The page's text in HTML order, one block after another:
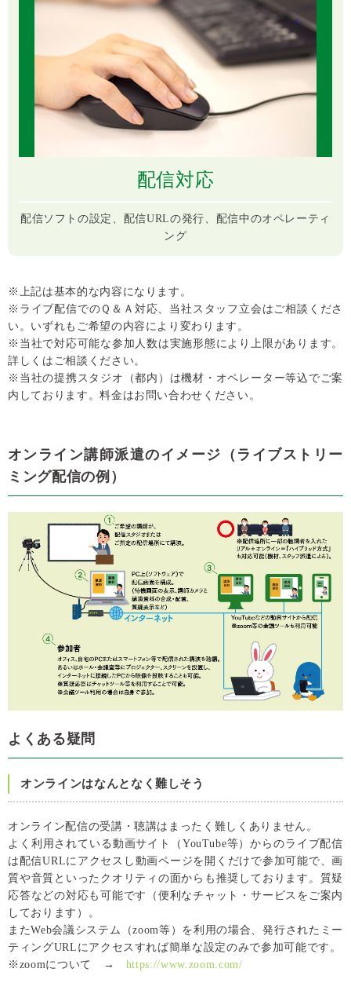
配信対応
配信ソフトの設定、配信URLの発行、配信中のオペレーティ
ング
※上記は基本的な内容になります。
※ライブ配信でのＱ＆Ａ対応、当社スタッフ立会はご相談くださ
い。いずれもご希望の内容により変わります。
※当社で対応可能な参加人数は実施形態により上限があります。
詳しくはご相談ください。
※当社の提携スタジオ（都内）は機材・オペレーター等込でご案
内しております。料金はお問い合わせください。
オンライン講師派遣のイメージ（ライブストリー
ミング配信の例）
よくある疑問
オンラインはなんとなく難しそう
オンライン配信の受講・聴講はまったく難しくありません。
よく利用されている動画サイト（YouTube等）からのライブ配信
は配信URLにアクセスし動画ページを開くだけで参加可能で、画
質や音質といったクオリティの面からも推奨しております。質疑
応答などの対応も可能です（便利なチャット・サービスをご案内
しております）。
またWeb会議システム（zoom等）を利用の場合、発行されたミー
ティングURLにアクセスすれば簡単な設定のみで参加可能です。
※zoomについて → https://www.zoom.com/